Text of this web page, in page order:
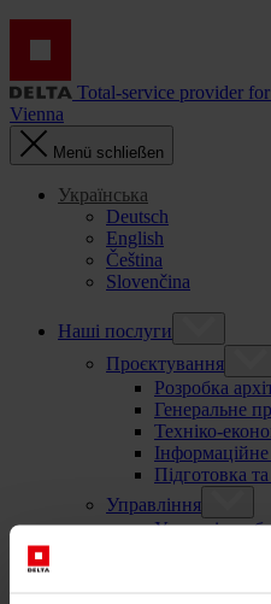
Total-service provider
Vienna
Menü schließen
Українська
Deutsch
English
Čeština
Slovenčina
Наші послуги
Проєктування
Розробка
Генеральне
Техніко-
Підготовка
Управління
Управління
Технічний
Супровідний